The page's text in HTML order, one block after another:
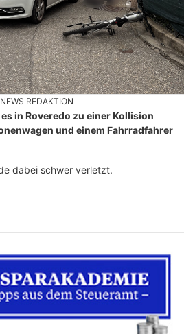
REDAKTION
in Roveredo zu einer Kollision
und einem Fahrradfahrer
dabei schwer verletzt.